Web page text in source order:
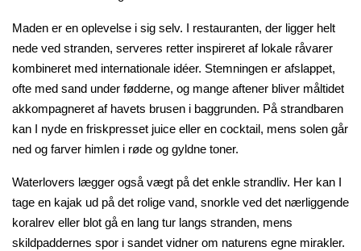
Maden er en oplevelse i sig selv. I restauranten, der ligger helt
nede ved stranden, serveres retter inspireret af lokale råvarer
kombineret med internationale idéer. Stemningen er afslappet,
ofte med sand under fødderne, og mange aftener bliver måltidet
akkompagneret af havets brusen i baggrunden. På strandbaren
kan I nyde en friskpresset juice eller en cocktail, mens solen går
ned og farver himlen i røde og gyldne toner.
Waterlovers lægger også vægt på det enkle strandliv. Her kan I
tage en kajak ud på det rolige vand, snorkle ved det nærliggende
koralrev eller blot gå en lang tur langs stranden, mens
skildpaddernes spor i sandet vidner om naturens egne mirakler.